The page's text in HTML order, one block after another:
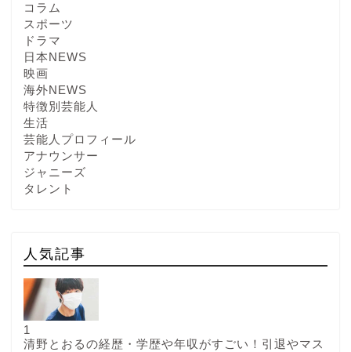
コラム
スポーツ
ドラマ
日本NEWS
映画
海外NEWS
特徴別芸能人
生活
芸能人プロフィール
アナウンサー
ジャニーズ
タレント
人気記事
1
清野とおるの経歴・学歴や年収がすごい！引退やマス